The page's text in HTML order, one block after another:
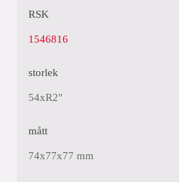
RSK
1546816
storlek
54xR2"
mått
74x77x77 mm